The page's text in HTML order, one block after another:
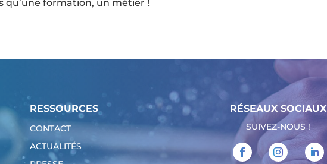
qu’une formation, un métier !
RESSOURCES
CONTACT
ACTUALITÉS
RÉSEAUX SOCIAUX
SUIVEZ-NOUS !